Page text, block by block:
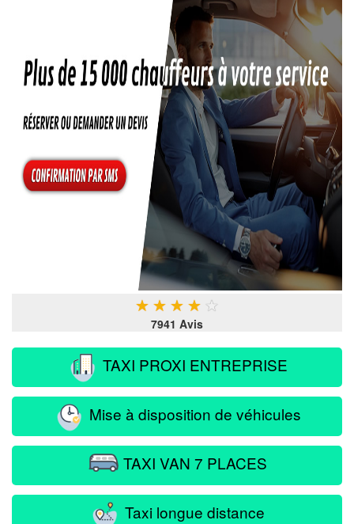
★ ★ ★ ★ ★
7941 Avis
TAXI PROXI ENTREPRISE
Mise à disposition de véhicules
TAXI VAN 7 PLACES
Taxi longue distance